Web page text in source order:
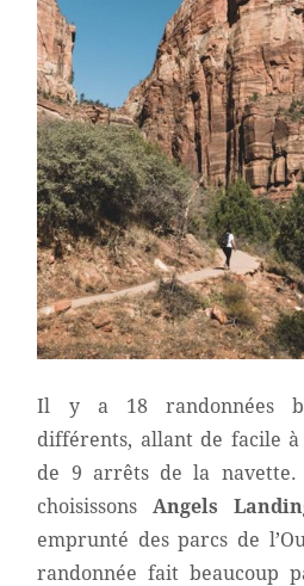
Il y a 18 randonnées
différents, allant de facile
de 9 arrêts de la navette.
choisissons Angels
emprunté des parcs de
randonnée fait beaucoup